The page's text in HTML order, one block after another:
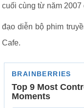
cuối cùng từ năm 2007
đạo diễn bộ phim
Cafe.